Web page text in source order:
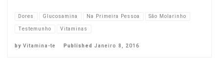
Dores Glucosamina Na Primeira Pessoa
São Molarinho
Testemunho
Vitaminas
by Vitamina-te Published Janeiro 8, 2016